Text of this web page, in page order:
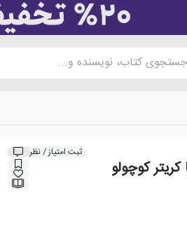
جستجوی کتاب، نویسنده و...
ثبت امتیاز / نظر
کوچولو